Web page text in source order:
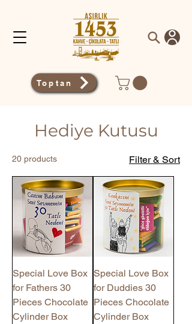
Toptan
Hediye Kutusu
20 products Filter & Sort
Special Love Box
for Fathers 30
Pieces Chocolate
Cylinder Box
Special Love Box
for Duddies 30
Pieces Chocolate
Cylinder Box